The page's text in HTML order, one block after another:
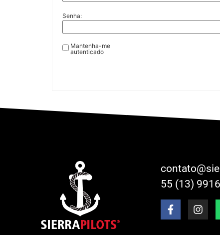
Senha:
Mantenha-me
autenticado
55 (13)